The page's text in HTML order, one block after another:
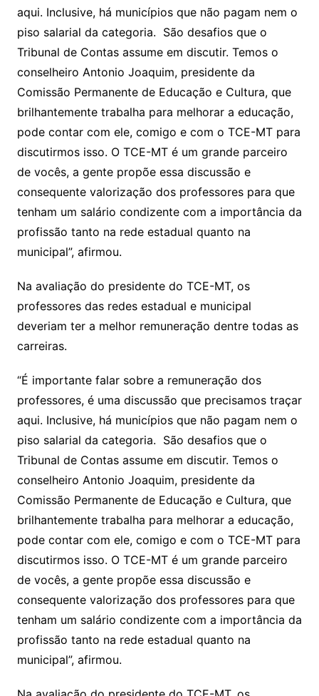
aqui. Inclusive, há municípios que não pagam nem o
piso salarial da categoria. São desafios que o
Tribunal de Contas assume em discutir. Temos o
conselheiro Antonio Joaquim, presidente da
Comissão Permanente de Educação e Cultura, que
brilhantemente trabalha para melhorar a educação,
pode contar com ele, comigo e com o TCE-MT para
discutirmos isso. O TCE-MT é um grande parceiro
de vocês, a gente propõe essa discussão e
consequente valorização dos professores para que
tenham um salário condizente com a importância da
profissão tanto na rede estadual quanto na
municipal”, afirmou.
Na avaliação do presidente do TCE-MT, os
professores das redes estadual e municipal
deveriam ter a melhor remuneração dentre todas as
carreiras.
“É importante falar sobre a remuneração dos
professores, é uma discussão que precisamos traçar
aqui. Inclusive, há municípios que não pagam nem o
piso salarial da categoria. São desafios que o
Tribunal de Contas assume em discutir. Temos o
conselheiro Antonio Joaquim, presidente da
Comissão Permanente de Educação e Cultura, que
brilhantemente trabalha para melhorar a educação,
pode contar com ele, comigo e com o TCE-MT para
discutirmos isso. O TCE-MT é um grande parceiro
de vocês, a gente propõe essa discussão e
consequente valorização dos professores para que
tenham um salário condizente com a importância da
profissão tanto na rede estadual quanto na
municipal”, afirmou.